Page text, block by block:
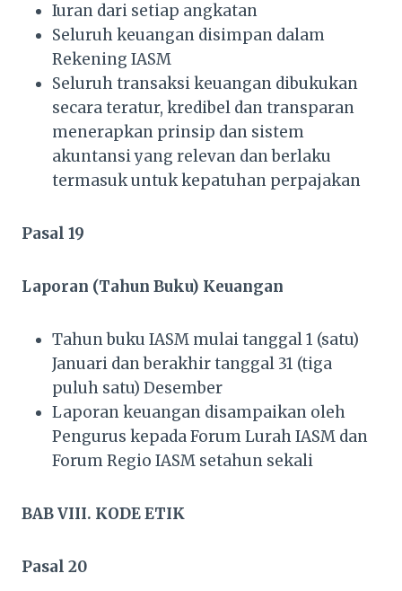
Iuran dari setiap angkatan
Seluruh keuangan disimpan dalam
Rekening IASM
Seluruh transaksi keuangan dibukukan
secara teratur, kredibel dan transparan
menerapkan prinsip dan sistem
akuntansi yang relevan dan berlaku
termasuk untuk kepatuhan perpajakan
Pasal 19
Laporan (Tahun Buku) Keuangan
Tahun buku IASM mulai tanggal 1 (satu)
Januari dan berakhir tanggal 31 (tiga
puluh satu) Desember
Laporan keuangan disampaikan oleh
Pengurus kepada Forum Lurah IASM dan
Forum Regio IASM setahun sekali
BAB VIII. KODE ETIK
Pasal 20